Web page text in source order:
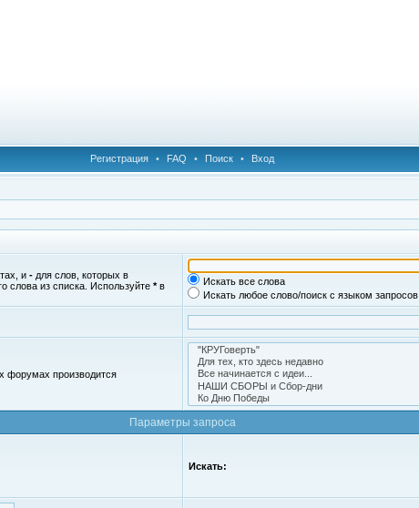
Регистрация • FAQ • Поиск • Вход
и - для слов, которых в
слова из списка. Используйте *в
Искать все слова
Искать любое слово/поиск с языком запросов
форумах производится
Параметры запроса
Искать: